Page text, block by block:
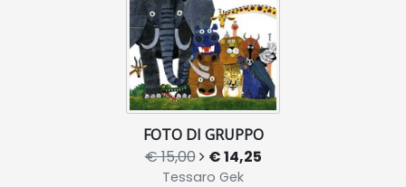
FOTO DI GRUPPO
€ 15,00 € 14,25
Tessaro Gek